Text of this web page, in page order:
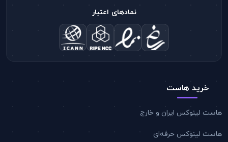
خرید هاست
لینوکس ایران و خارج
لینوکس حرفه‌ای
نمادهای اعتبار